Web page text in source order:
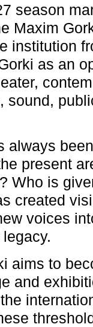
season
Maxim
institution
as an
sound,
always
present
Who is
created
voices
aims to
and